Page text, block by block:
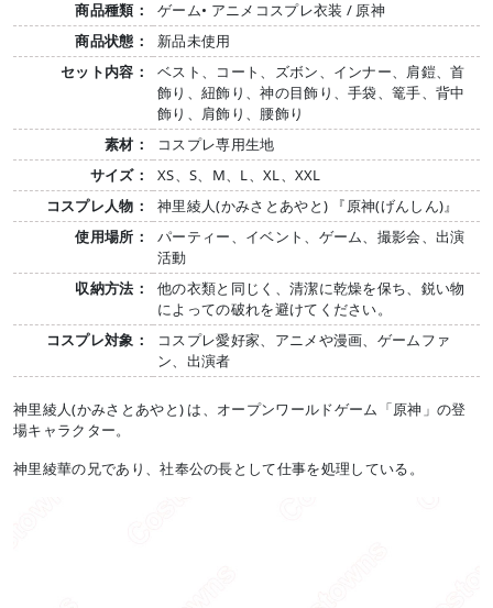
商品種類：
ゲーム• アニメコスプレ衣装 / 原神
商品状態：
新品未使用
セット内容：
ベスト、コート、ズボン、インナー、肩鎧、首
飾り、紐飾り、神の目飾り、手袋、篭手、背中
飾り、肩飾り、腰飾り
素材：
コスプレ専用生地
サイズ：
XS、S、M、L、XL、XXL
コスプレ人物：
神里綾人(かみさとあやと) 『原神(げんしん)』
使用場所：
パーティー、イベント、ゲーム、撮影会、出演
活動
収納方法：
他の衣類と同じく、清潔に乾燥を保ち、鋭い物
によっての破れを避けてください。
コスプレ対象：
コスプレ愛好家、アニメや漫画、ゲームファ
ン、出演者
神里綾人(かみさとあやと) は、オープンワールドゲーム「原神」の登
場キャラクター。
神里綾華の兄であり、社奉公の長として仕事を処理している。